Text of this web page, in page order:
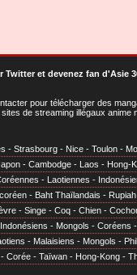
Twitteret devenez fan d'Asie
pour télécharger des
de streaming illégaux
- Strasbourg - Nice - Toulon -
- Cambodge - Laos - Hong-
- Laotiennes -
- Baht Thaïlandais -
- Singe - Coq - Chien -
Indonésiens - Mongols - Coréens -
- Malaisiens - Mongols -
- Corée - Taïwan - Hong-Kong -